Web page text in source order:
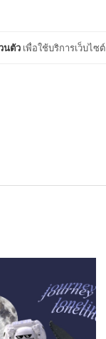
นตัว เพื่อใช้บริการเว็บไซต์